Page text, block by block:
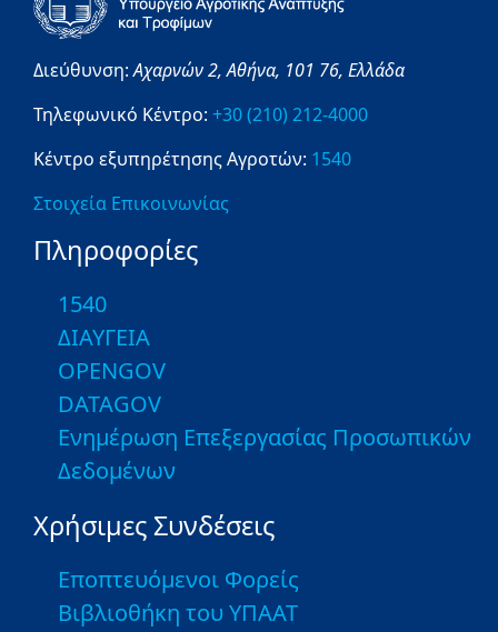
Διεύθυνση:Αχαρνών 2,Αθήνα, 101 76, Ελλάδα
Τηλεφωνικό Κέντρο: +30 (210) 212-4000
Κέντρο εξυπηρέτησης Αγροτών: 1540
Στοιχεία Επικοινωνίας
Πληροφορίες
1540
ΔΙΑΥΓΕΙΑ
OPENGOV
DATAGOV
Ενημέρωση Επεξεργασίας Προσωπικών
Δεδομένων
Χρήσιμες Συνδέσεις
Εποπτευόμενοι Φορείς
Βιβλιοθήκη του ΥΠΑΑΤ